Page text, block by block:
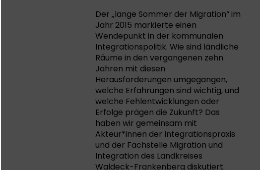
Der „lange Sommer der Migration“ im
Jahr 2015 markierte einen
Wendepunkt in der kommunalen
Integrationspolitik. Wie sind ländliche
Räume in den vergangenen zehn
Jahren mit diesen
Herausforderungen umgegangen,
welche Erfahrungen sind wichtig, und
welche Fehlentwicklungen oder
Erfolge prägen die Zukunft? Das
haben wir gemeinsam mit
Akteur*innen der Integrationspraxis
und der Fachstelle Migration und
Integration des Landkreises
Waldeck-Frankenberg diskutiert.